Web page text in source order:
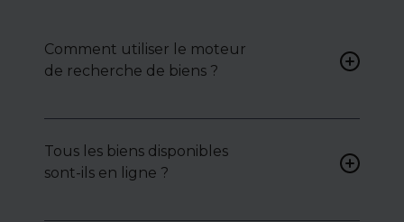
Comment utiliser le moteur
de recherche de biens ?
pour accéder à une liste de
biens ciblés.
Tous les biens disponibles
sont-ils en ligne ?